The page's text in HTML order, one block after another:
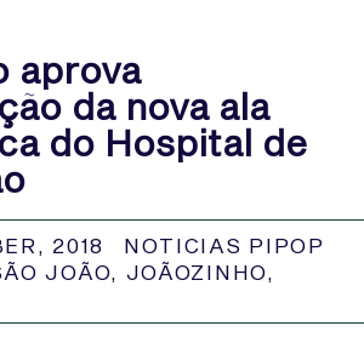
aprova
da nova ala
do Hospital de
2018
NOTICIAS PIPOP
JOÃO
JOÃOZINHO